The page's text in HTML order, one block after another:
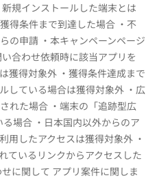
規インストールした端末とは
得条件まで到達した場合 ・不
の申請 ・本キャンペーンページ
合わせ依頼時に該当アプリを
獲得対象外 ・獲得条件達成まで
している場合は獲得対象外 ・広
れた場合 ・端末の「追跡型広
場合 ・日本国内以外からのア
用したアクセスは獲得対象外 ・
ているリンクからアクセスした
に関して アプリ案件に関しま